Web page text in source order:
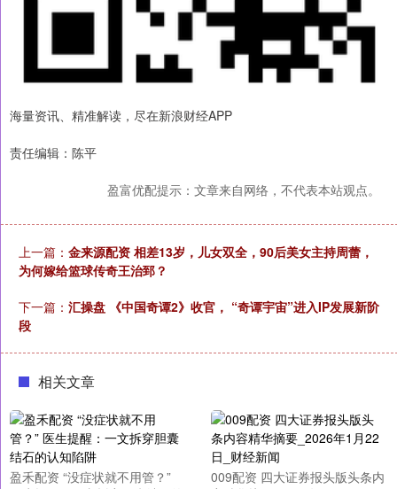
海量资讯、精准解读，尽在新浪财经APP
责任编辑：陈平
盈富优配提示：文章来自网络，不代表本站观点。
上一篇： 金来源配资 相差13岁，儿女双全，90后美女主持周蕾，
为何嫁给篮球传奇王治郅？
下一篇： 汇操盘 《中国奇谭2》收官， “奇谭宇宙”进入IP发展新阶
段
相关文章
盈禾配资 “没症状就不用管？”
009配资 四大证券报头版头条内